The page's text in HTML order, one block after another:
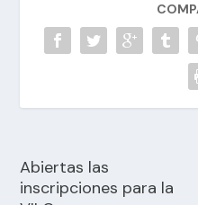
Abiertas las
inscripciones para la